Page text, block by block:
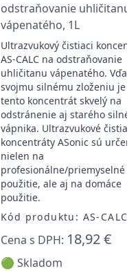
odstraňovanie uhličitanu
vápenatého, 1L
Ultrazvukový čistiaci
AS-CALC na odstraňovanie
uhličitanu vápenatého. Vďaka
svojmu silnému zloženiu je
tento koncentrát skvelý na
odstránenie aj starého
vápnika. Ultrazvukové čistiace
koncentráty ASonic sú určené
nielen na
profesionálne/priemyselné
použitie, ale aj na domáce
použitie.
Kód produktu: AS-CALC-
Cena s DPH: 18,92 €
🟢 Skladom